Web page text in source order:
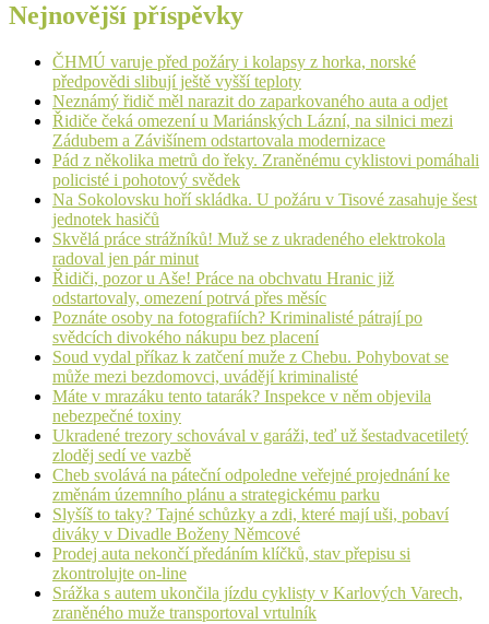
Nejnovější příspěvky
ČHMÚ varuje před požáry i kolapsy z horka, norské
předpovědi slibují ještě vyšší teploty
Neznámý řidič měl narazit do zaparkovaného auta a odjet
Řidiče čeká omezení u Mariánských Lázní, na silnici mezi
Zádubem a Závišínem odstartovala modernizace
Pád z několika metrů do řeky. Zraněnému cyklistovi pomáhali
policisté i pohotový svědek
Na Sokolovsku hoří skládka. U požáru v Tisové zasahuje šest
jednotek hasičů
Skvělá práce strážníků! Muž se z ukradeného elektrokola
radoval jen pár minut
Řidiči, pozor u Aše! Práce na obchvatu Hranic již
odstartovaly, omezení potrvá přes měsíc
Poznáte osoby na fotografiích? Kriminalisté pátrají po
svědcích divokého nákupu bez placení
Soud vydal příkaz k zatčení muže z Chebu. Pohybovat se
může mezi bezdomovci, uvádějí kriminalisté
Máte v mrazáku tento tatarák? Inspekce v něm objevila
nebezpečné toxiny
Ukradené trezory schovával v garáži, teď už šestadvacetiletý
zloděj sedí ve vazbě
Cheb svolává na páteční odpoledne veřejné projednání ke
změnám územního plánu a strategickému parku
Slyšíš to taky? Tajné schůzky a zdi, které mají uši, pobaví
diváky v Divadle Boženy Němcové
Prodej auta nekončí předáním klíčků, stav přepisu si
zkontrolujte on-line
Srážka s autem ukončila jízdu cyklisty v Karlových Varech,
zraněného muže transportoval vrtulník